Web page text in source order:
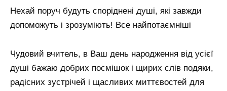
Нехай поруч будуть споріднені душі, які завжди
допоможуть і зрозуміють! Все найпотаємніші
Чудовий вчитель, в Ваш день народження від усієї
душі бажаю добрих посмішок і щирих слів подяки,
радісних зустрічей і щасливих миттєвостей для